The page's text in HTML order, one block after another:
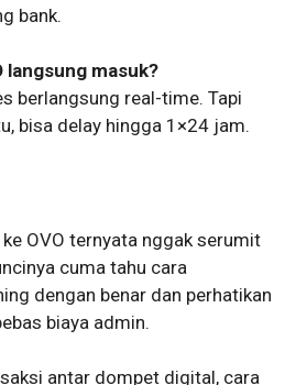
bank.
langsung masuk?
berlangsung real-time. Tapi
bisa delay hingga 1×24 jam.
OVO ternyata nggak serumit
cuma tahu cara
dengan benar dan perhatikan
biaya admin.
antar dompet digital, cara